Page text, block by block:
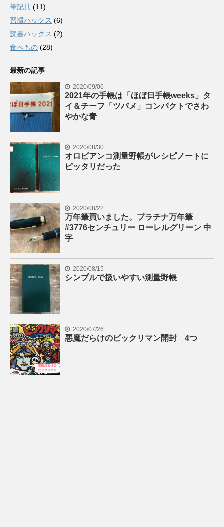
筆記具 (11)
習慣ハックス (6)
読書ハックス (2)
食べもの (28)
最新の記事
2020/09/06
2021年の手帳は「ほぼ日手帳weeks」タ
イ＆チーフ「ツバメ」コンパクトでさわ
やかな青
2020/08/30
オロビアンコ測量野帳がレシピノートに
ピッタリだった
2020/08/22
万年筆買いました。プラチナ万年筆
#3776センチュリー ローレルグリーン 中
字
2020/08/15
シンプルで扱いやすい測量野帳
2020/07/26
悪魔だらけのビックリマン開封 4つ